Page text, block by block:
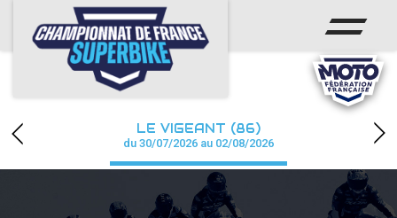
ACCUEIL
CHAMPIONNAT
CALENDRIERLE VIGEANT (86)
du 30/07/2026 au 02/08/2026